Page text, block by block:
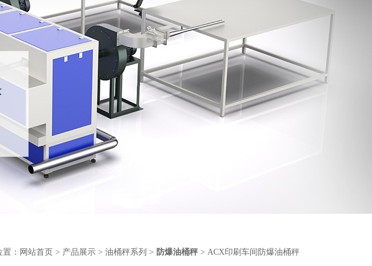
： 网站首页 > 产品展示 > 油桶秤系列 > 防爆油桶秤 > ACX印刷车间防爆油桶秤